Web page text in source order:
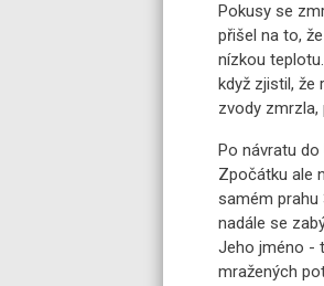
Pokusy se
přišel na to,
nízkou
když zjistil, že
zvody
Po návratu
Zpočátku ale
samém prahu
nadále se
Jeho jméno -
mražených